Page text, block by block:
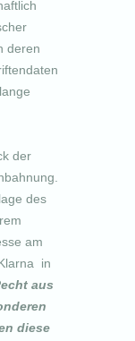
deren
der
des
am
in
aus
diese